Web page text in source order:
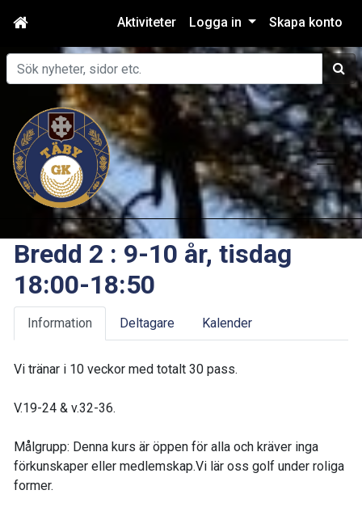
Aktiviteter Logga in Skapa konto
Sök
Bredd 2 : 9-10 år, tisdag
18:00-18:50
Information Deltagare Kalender
Vi tränar i 10 veckor med totalt 30 pass.
V.19-24 & v.32-36.
Målgrupp: Denna kurs är öppen för alla och kräver inga
förkunskaper eller medlemskap.Vi lär oss golf under roliga
former.